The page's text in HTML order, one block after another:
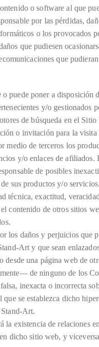
o software al que
por las pérdidas,
o los provocados
que pudiesen
que
puede poner a
y/o gestionados
de búsqueda en el
o invitación para la visita
de terceros los
y/o enlaces de
de posibles
sus productos y/o servicios.
técnica, exactitud,
contenido de otros sitios
los daños y perjuicios
Art y que sean
una página web de
de ninguno de los
inexacta o incorrecta
se establezca dicho
Art.
existencia de relaciones
dicho sitio web, y